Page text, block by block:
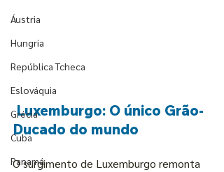
Áustria
Hungria
República Tcheca
Eslováquia
Grécia
Cuba
Panamá
Luxemburgo: O único Grão-
Ducado do mundo
O surgimento de Luxemburgo remonta